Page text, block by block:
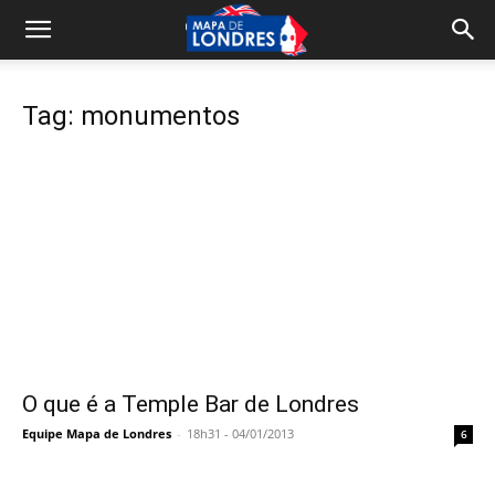
Tag: monumentos
O que é a Temple Bar de Londres
Equipe Mapa de Londres - 18h31 - 04/01/2013 6